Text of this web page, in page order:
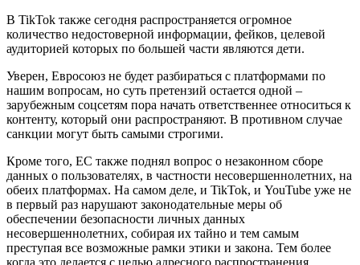
В TikTok также сегодня распространяется огромное
количество недостоверной информации, фейков, целевой
аудиторией которых по большей части являются дети.
Уверен, Евросоюз не будет разбираться с платформами по
нашим вопросам, но суть претензий остается одной –
зарубежным соцсетям пора начать ответственнее относиться к
контенту, который они распространяют. В противном случае
санкции могут быть самыми строгими.
Кроме того, ЕС также поднял вопрос о незаконном сборе
данных о пользователях, в частности несовершеннолетних, на
обеих платформах. На самом деле, и TikTok, и YouTube уже не
в первый раз нарушают законодательные меры об
обеспечении безопасности личных данных
несовершеннолетних, собирая их тайно и тем самым
преступая все возможные рамки этики и закона. Тем более
когда это делается с целью адресного распространения